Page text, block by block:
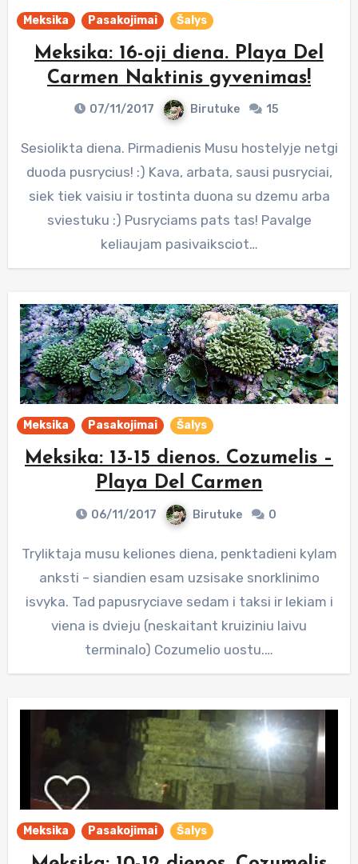
Meksika Pasakojimai Šalys
Meksika: 16-oji diena. Playa Del
Carmen Naktinis gyvenimas!
07/11/2017 Birutuke 15
Sesiolikta diena. Pirmadienis Musu hostelyje netgi
duoda pusrycius! :) Kava, arbata, sausi pusryciai,
siek tiek vaisiu ir tostinta duona su dzemu arba
sviestuku :) Pusryciams pats tas! Pavalge
keliaujam pasivaiksciot…
Meksika Pasakojimai Šalys
Meksika: 13-15 dienos. Cozumelis –
Playa Del Carmen
06/11/2017 Birutuke 0
Tryliktaja musu keliones diena, penktadieni kylam
anksti – siandien esam uzsisake snorklinimo
isvyka. Tad papusryciave sedam i taksi ir lekiam i
viena is dvieju (neskaitant kruiziniu laivu
terminalo) Cozumelio uostu.…
Meksika Pasakojimai Šalys